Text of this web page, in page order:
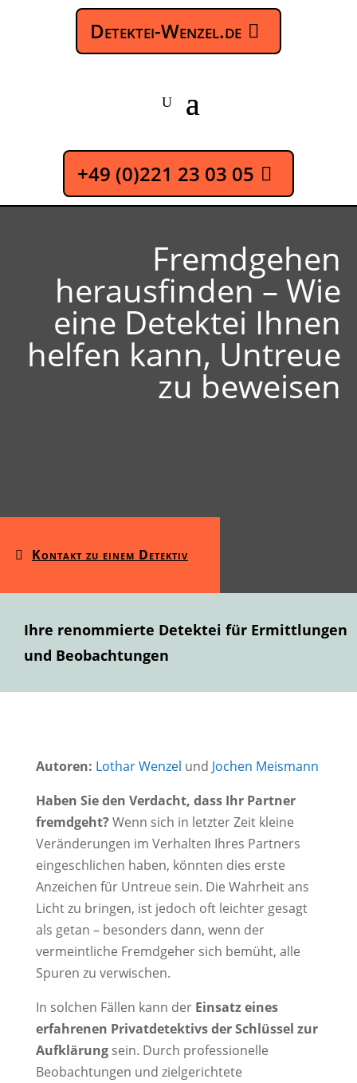
Detektei-Wenzel.de
+49 (0)221 23 03 05
Fremdgehen
herausfinden – Wie
eine Detektei Ihnen
helfen kann, Untreue
zu beweisen
Kontakt zu einem Detektiv
Ihre renommierte Detektei für Ermittlungen
und Beobachtungen
Autoren: Lothar Wenzel und Jochen Meismann
Haben Sie den Verdacht, dass Ihr Partner
fremdgeht?Wenn sich in letzter Zeit kleine
Veränderungen im Verhalten Ihres Partners
eingeschlichen haben, könnten dies erste
Anzeichen für Untreue sein. Die Wahrheit ans
Licht zu bringen, ist jedoch oft leichter gesagt
als getan – besonders dann, wenn der
vermeintliche Fremdgeher sich bemüht, alle
Spuren zu verwischen.
In solchen Fällen kann der Einsatz eines
erfahrenen Privatdetektivs der Schlüssel zur
Aufklärungsein. Durch professionelle
Beobachtungen und zielgerichtete